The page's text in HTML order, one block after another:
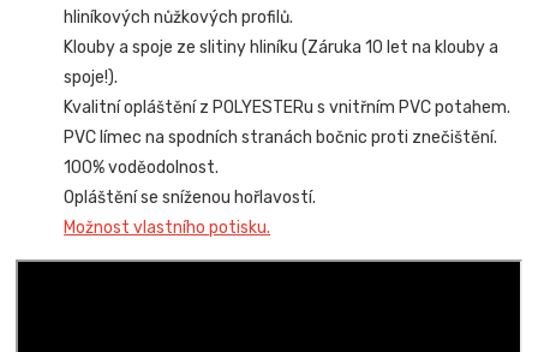
hliníkových nůžkových profilů.
Klouby a spoje ze slitiny hliníku (Záruka 10 let na klouby a
spoje!).
Kvalitní opláštění z POLYESTERu s vnitřním PVC potahem.
PVC límec na spodních stranách bočnic proti znečištění.
100% voděodolnost.
Opláštění se sníženou hořlavostí.
Možnost vlastního potisku.